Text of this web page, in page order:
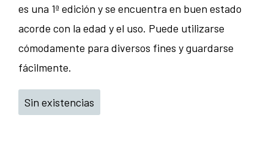
es una 1ª edición y se encuentra en buen estado
acorde con la edad y el uso. Puede utilizarse
cómodamente para diversos fines y guardarse
fácilmente.
Sin existencias